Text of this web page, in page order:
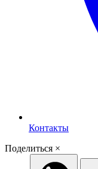
Контакты
Поделиться ×